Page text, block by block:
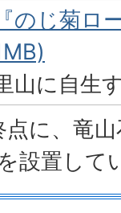
『のじ菊ロ
山に自生
に、竜
設置して